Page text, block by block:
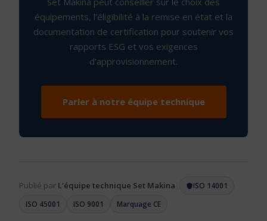
équipements, l’éligibilité à la remise en état et la
documentation de certification pour soutenir vos
rapports ESG et vos exigences
d’approvisionnement.
Parler à notre équipe technique
Publié par L’équipe technique Set Makina
ISO 14001
ISO 45001
ISO 9001 Marquage CE